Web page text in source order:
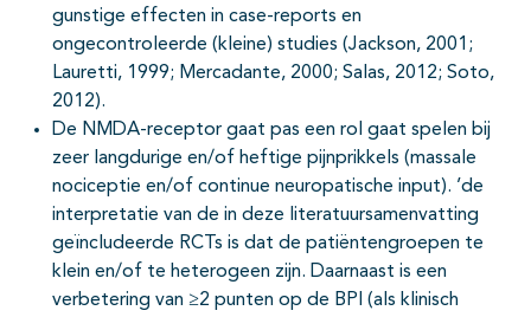
gunstige effecten in case-reports en
ongecontroleerde (kleine) studies (Jackson, 2001;
Lauretti, 1999; Mercadante, 2000; Salas, 2012; Soto,
2012).
De NMDA-receptor gaat pas een rol gaat spelen bij
zeer langdurige en/of heftige pijnprikkels (massale
nociceptie en/of continue neuropatische input). ’de
interpretatie van de in deze literatuursamenvatting
geïncludeerde RCTs is dat de patiëntengroepen te
klein en/of te heterogeen zijn. Daarnaast is een
verbetering van ≥2 punten op de BPI (als klinisch